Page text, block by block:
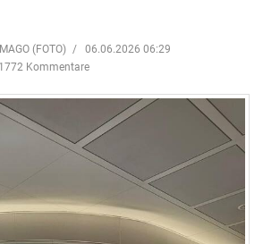
(FOTO)
06.06.2026 06:29
1772 Kommentare